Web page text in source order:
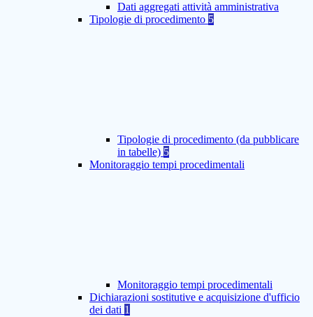
Dati aggregati attività amministrativa
Tipologie di procedimento 5
Tipologie di procedimento (da pubblicare
in tabelle) 5
Monitoraggio tempi procedimentali
Monitoraggio tempi procedimentali
Dichiarazioni sostitutive e acquisizione d'ufficio
dei dati 1